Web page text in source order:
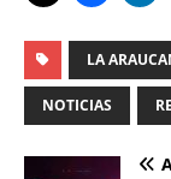
LA
NOTICIAS